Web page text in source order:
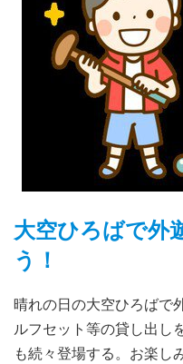
大空ひろばで外
う！
晴れの日の大空ひろばで
ルフセット等の貸し出し
も続々登場する。お楽し